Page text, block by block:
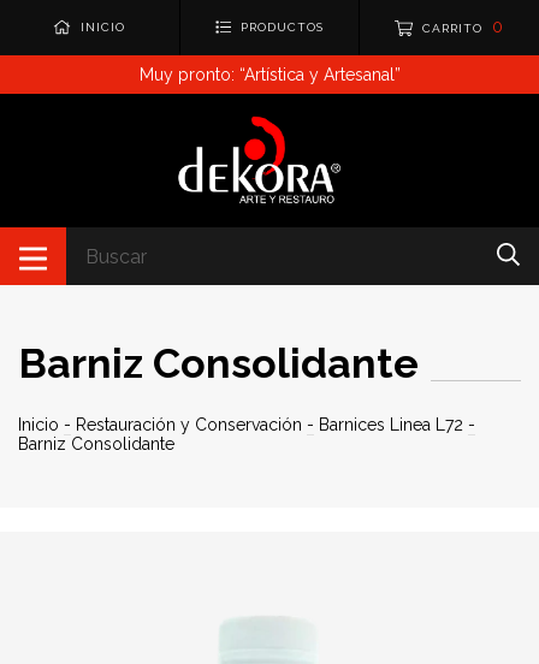
INICIO PRODUCTOS CARRITO 0
Muy pronto: “Artística y Artesanal”
Barniz Consolidante
Inicio - Restauración y Conservación - Barnices Linea L72 -
Barniz Consolidante